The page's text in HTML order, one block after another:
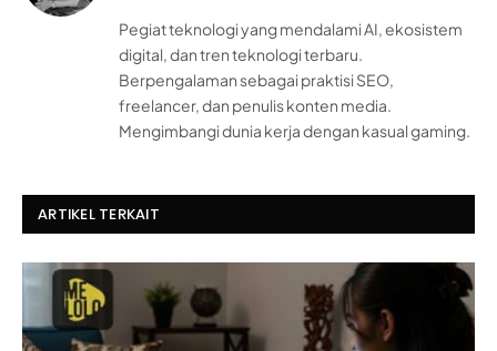
Pegiat teknologi yang mendalami AI, ekosistem
digital, dan tren teknologi terbaru.
Berpengalaman sebagai praktisi SEO,
freelancer, dan penulis konten media.
Mengimbangi dunia kerja dengan kasual gaming.
ARTIKEL TERKAIT